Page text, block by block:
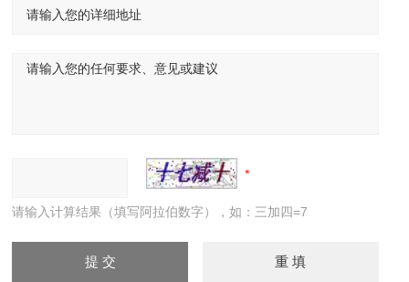
请输入计算结果（填写阿拉伯数字），如：三加四=7